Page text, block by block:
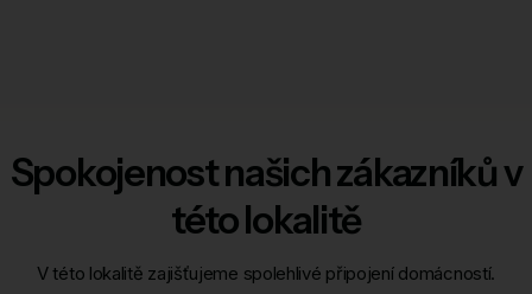
Spokojenost našich zákazníků v
této lokalitě
V této lokalitě zajišťujeme spolehlivé připojení domácností.